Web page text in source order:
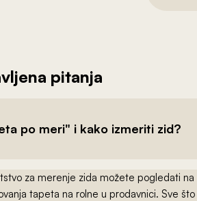
pitanja
po meri" i kako izmeriti zid?
za merenje zida možete pogledati na
tapeta na rolne u prodavnici. Sve